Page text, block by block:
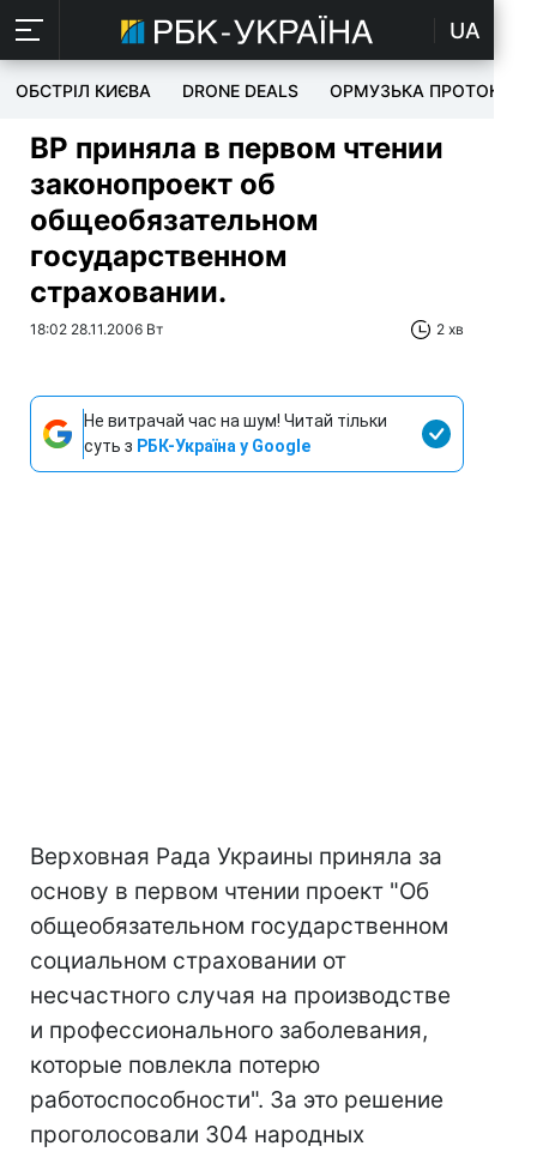
UA
ОБСТРІЛ КИЄВА DRONE DEALS ОРМУЗЬКА ПРОТОКА
ВР приняла в первом чтении
законопроект об
общеобязательном
государственном
страховании.
18:02 28.11.2006 Вт 2 хв
Не витрачай час на шум! Читай тільки
суть з РБК-Україна у Google
Верховная Рада Украины приняла за
основу в первом чтении проект "Об
общеобязательном государственном
социальном страховании от
несчастного случая на производстве
и профессионального заболевания,
которые повлекла потерю
работоспособности". За это решение
проголосовали 304 народных